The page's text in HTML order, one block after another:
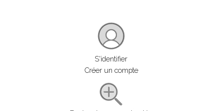
S'identifier
Créer un compte